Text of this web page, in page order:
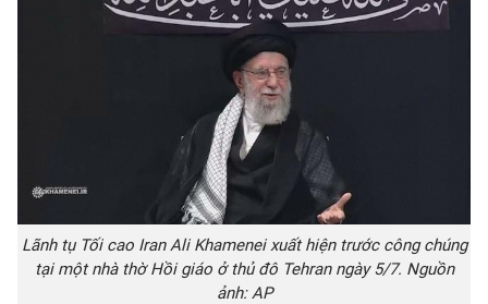
Lãnh tụ Tối cao Iran Ali Khamenei xuất hiện trước công chúng
tại một nhà thờ Hồi giáo ở thủ đô Tehran ngày 5/7. Nguồn
ảnh: AP